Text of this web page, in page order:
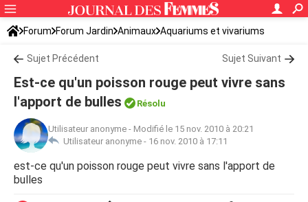
Forum Forum Jardin Animaux Aquariums et vivariums
Sujet Précédent Sujet Suivant
Est-ce qu'un poisson rouge peut vivre sans
l'apport de bulles
Résolu
Utilisateur anonyme - Modifié le 15 nov. 2010 à 20:21
Utilisateur anonyme - 16 nov. 2010 à 17:11
est-ce qu'un poisson rouge peut vivre sans l'apport de
bulles